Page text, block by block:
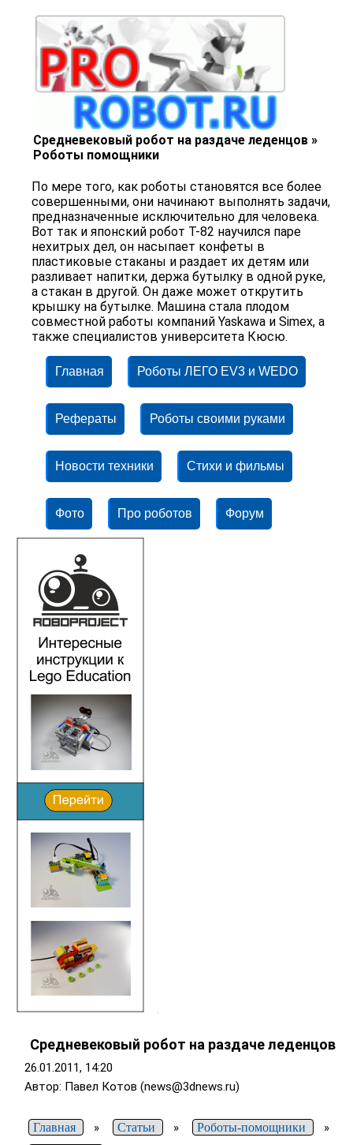
Средневековый робот на раздаче леденцов »
Роботы помощники
По мере того, как роботы становятся все более
совершенными, они начинают выполнять задачи,
предназначенные исключительно для человека.
Вот так и японский робот T-82 научился паре
нехитрых дел, он насыпает конфеты в
пластиковые стаканы и раздает их детям или
разливает напитки, держа бутылку в одной руке,
а стакан в другой. Он даже может открутить
крышку на бутылке. Машина стала плодом
совместной работы компаний Yaskawa и Simex, а
также специалистов университета Кюсю.
Главная Роботы ЛЕГО EV3 и WEDO
Рефераты Роботы своими руками
Новости техники Стихи и фильмы
Фото Про роботов Форум
Средневековый робот на раздаче леденцов
26.01.2011, 14:20
Автор: Павел Котов (news@3dnews.ru)
Главная » Статьи » Роботы-помощники »